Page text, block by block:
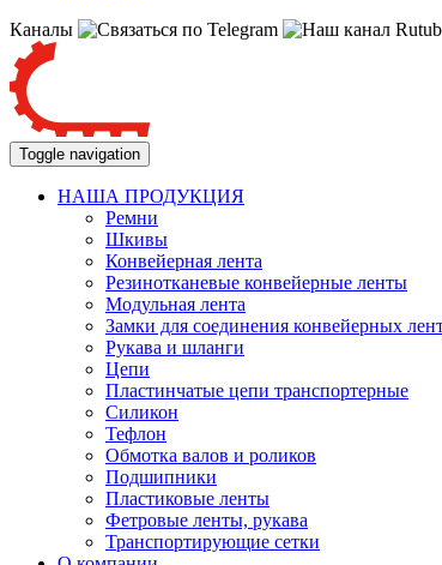
Каналы
Toggle navigation
НАША ПРОДУКЦИЯ
Ремни
Шкивы
Конвейерная лента
Резинотканевые конвейерные ленты
Модульная лента
Замки для соединения конвейерных
Рукава и шланги
Цепи
Пластинчатые цепи транспортерные
Силикон
Тефлон
Обмотка валов и роликов
Подшипники
Пластиковые ленты
Фетровые ленты, рукава
Транспортирующие сетки